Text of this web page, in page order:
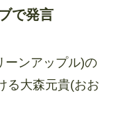
で発言
ーンアップル)の
る大森元貴(おお